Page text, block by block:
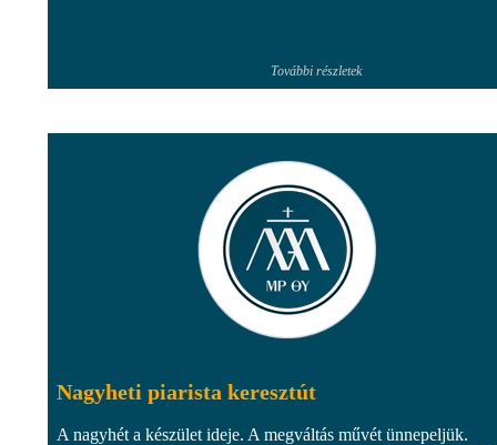
További részletek
Nagyheti piarista keresztút
A nagyhét a készület ideje. A megváltás művét ünnepeljük.